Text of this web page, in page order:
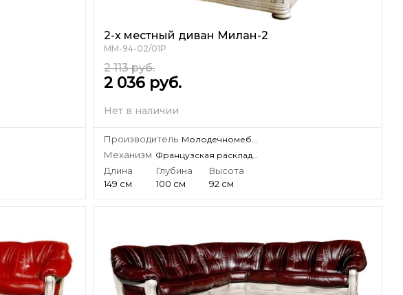
2-х местный диван Милан-2
ММ-94-02/01Р
2 113 руб.
2 036 руб.
Нет в наличии
Производитель Молодечномебель, ЗАО
Механизм Французская раскладушка
Длина
149 см
Глубина
100 см
Высота
92 см